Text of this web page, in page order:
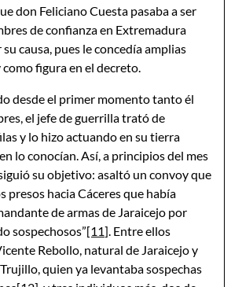
don Feliciano Cuesta pasaba a ser
de confianza en Extremadura
causa, pues le concedía amplias
figura en el decreto.
desde el primer momento tanto él
el jefe de guerrilla trató de
y lo hizo actuando en su tierra
lo conocían. Así, a principios del mes
su objetivo: asaltó un convoy que
presos hacia Cáceres que había
de armas de Jaraicejo por
sospechosos”[11]. Entre ellos
Rebollo, natural de Jaraicejo y
quien ya levantaba sospechas